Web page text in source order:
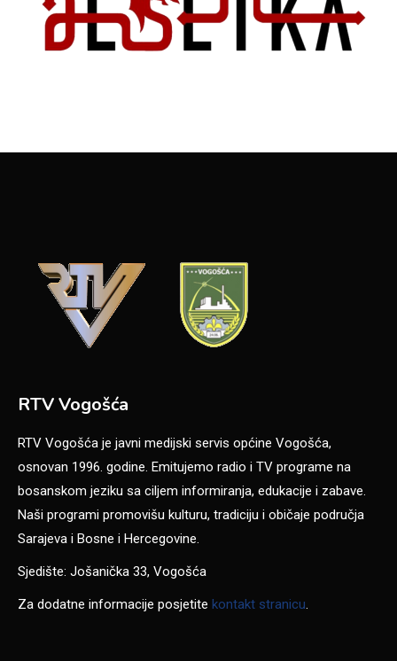
RTV Vogošća
RTV Vogošća je javni medijski servis općine Vogošća,
osnovan 1996. godine. Emitujemo radio i TV programe na
bosanskom jeziku sa ciljem informiranja, edukacije i zabave.
Naši programi promovišu kulturu, tradiciju i običaje područja
Sarajeva i Bosne i Hercegovine.
Sjedište: Jošanička 33, Vogošća
Za dodatne informacije posjetite kontakt stranicu